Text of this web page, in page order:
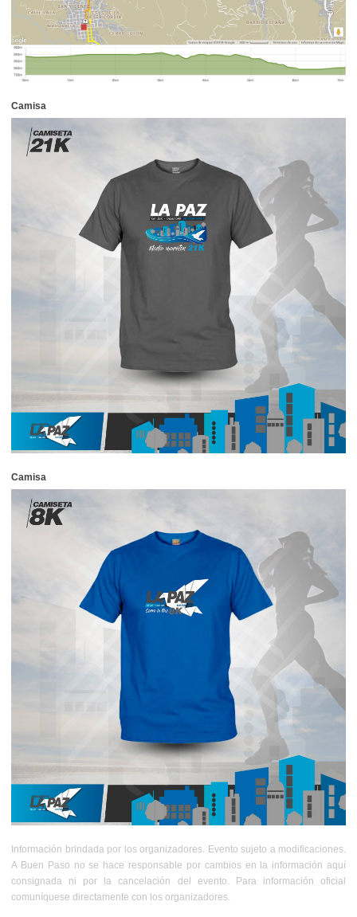
Camisa
Camisa
Información brindada por los organizadores. Evento sujeto a modificaciones.
A Buen Paso no se hace responsable por cambios en la información aquí
consignada ni por la cancelación del evento. Para información oficial
comuníquese directamente con los organizadores.